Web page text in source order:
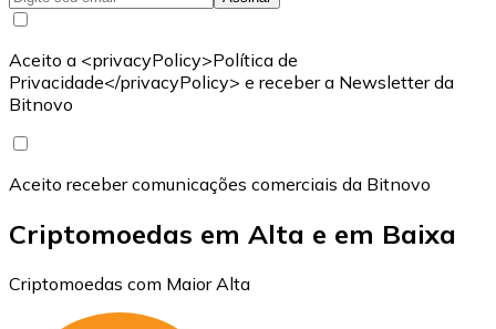
Aceito a <privacyPolicy>Política de
Privacidade</privacyPolicy> e receber a Newsletter da
Bitnovo
Aceito receber comunicações comerciais da Bitnovo
Criptomoedas em Alta e em Baixa
Criptomoedas com Maior Alta